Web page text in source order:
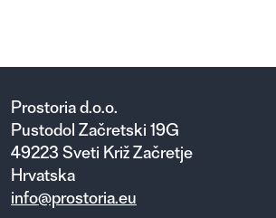
Prostoria d.o.o.
Pustodol Začretski 19G
49223 Sveti Križ Začretje
Hrvatska
info@prostoria.eu